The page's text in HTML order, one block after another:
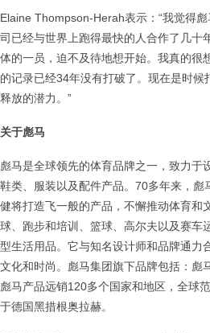
Elaine Thompson-Herah表示：“我觉得
司已经与世界上跑得最快的人合作了几十
体的一员，迫不及待地想开始。我真的很
的记录已经34年没有打破了。现在是时候
释放的潜力。”
关于彪马
彪马是全球领先的体育品牌之一，致力于
鞋类、服装以及配件产品。70多年来，彪
健将打造飞一般的产品，不懈推动体育和
球、跑步和培训、篮球、高尔夫以及赛车
型生活用品。它与知名设计师和品牌通力
文化和时尚。彪马集团旗下品牌包括：彪
彪马产品远销120多个国家和地区，全球
于德国黑措根奥拉赫。